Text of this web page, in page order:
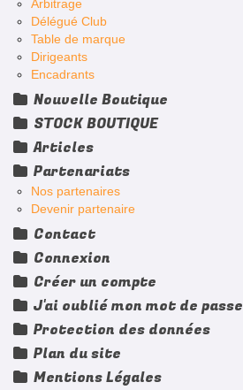
Arbitrage
Délégué Club
Table de marque
Dirigeants
Encadrants
Nouvelle Boutique
STOCK BOUTIQUE
Articles
Partenariats
Nos partenaires
Devenir partenaire
Contact
Connexion
Créer un compte
J'ai oublié mon mot de passe
Protection des données
Plan du site
Mentions Légales